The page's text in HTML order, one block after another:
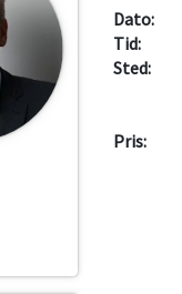
Dato:
Tid:
Sted:
Pris: